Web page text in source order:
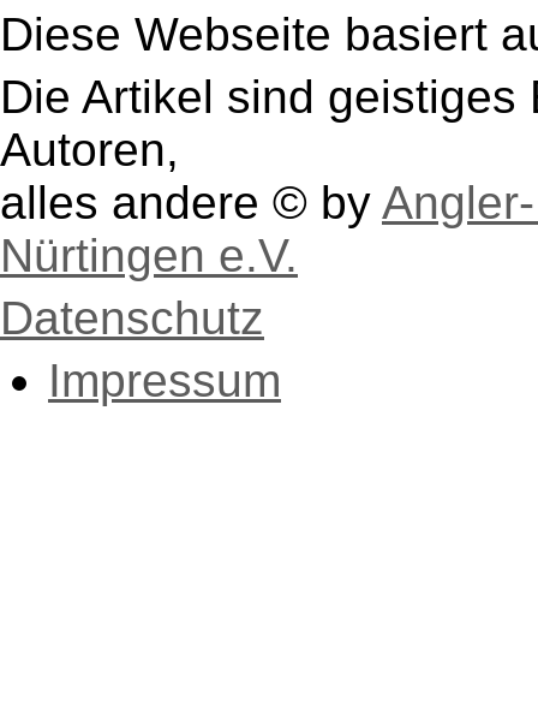
Diese Webseite basiert
Die Artikel sind
Autoren,
alles andere © by
Nürtingen e.V.
Datenschutz
Impressum